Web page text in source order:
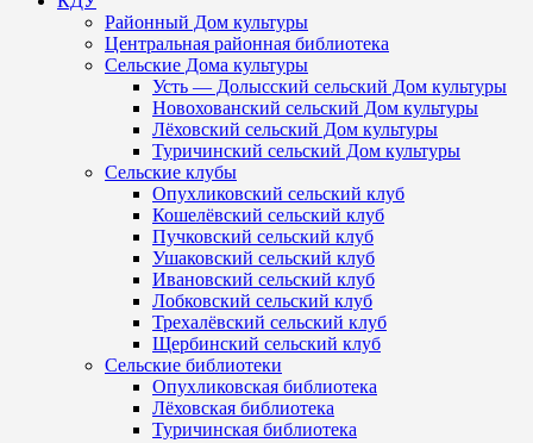
Районный Дом культуры
Центральная районная библиотека
Сельские Дома культуры
Усть — Долысский сельский Дом культуры
Новохованский сельский Дом культуры
Лёховский сельский Дом культуры
Туричинский сельский Дом культуры
Сельские клубы
Опухликовский сельский клуб
Кошелёвский сельский клуб
Пучковский сельский клуб
Ушаковский сельский клуб
Ивановский сельский клуб
Лобковский сельский клуб
Трехалёвский сельский клуб
Щербинский сельский клуб
Сельские библиотеки
Опухликовская библиотека
Лёховская библиотека
Туричинская библиотека